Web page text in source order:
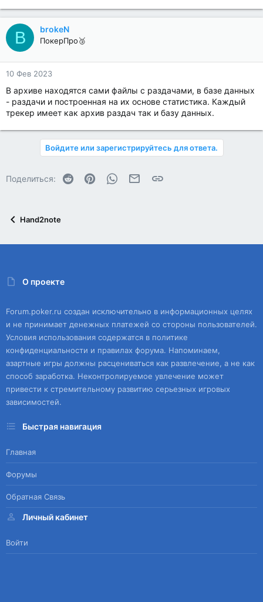
B brokeN
ПокерПро🥉
10 Фев 2023
В архиве находятся сами файлы с раздачами, в базе данных
- раздачи и построенная на их основе статистика. Каждый
трекер имеет как архив раздач так и базу данных.
Войдите или зарегистрируйтесь для ответа.
Поделиться: Reddit PinterestWhatsAppЭлектронная почта
Ссылка
Hand2note
О проекте
Forum.poker.ru создан исключительно в информационных целях
и не принимает денежных платежей со стороны пользователей.
Условия использования содержатся в политике
конфиденциальности и правилах форума. Напоминаем,
азартные игры должны расцениваться как развлечение, а не как
способ заработка. Неконтролируемое увлечение может
привести к стремительному развитию серьезных игровых
зависимостей.
Быстрая навигация
Главная
Форумы
Обратная Связь
Личный кабинет
Войти